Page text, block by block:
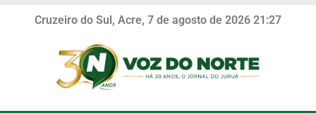
Cruzeiro do Sul, Acre, 7 de agosto de 2026 21:27